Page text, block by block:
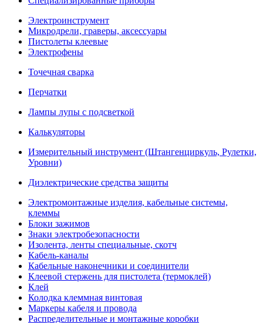
Электроинструмент
Микродрели, граверы, аксессуары
Пистолеты клеевые
Электрофены
Точечная сварка
Перчатки
Лампы лупы с подсветкой
Калькуляторы
Измерительный инструмент (Штангенциркуль, Рулетки,
Уровни)
Диэлектрические средства защиты
Электромонтажные изделия, кабельные системы,
клеммы
Блоки зажимов
Знаки электробезопасности
Изолента, ленты специальные, скотч
Кабель-каналы
Кабельные наконечники и соединители
Клеевой стержень для пистолета (термоклей)
Клей
Колодка клеммная винтовая
Маркеры кабеля и провода
Распределительные и монтажные коробки